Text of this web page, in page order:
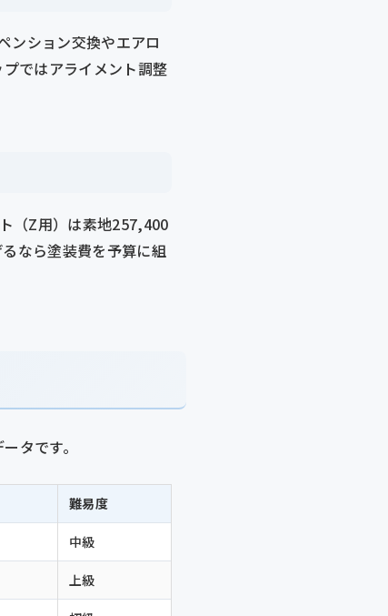
ンション交換やエアロ
ではアライメント調整
（Z用）は素地257,400
なら塗装費を予算に組
タです。
難易度
中級
上級